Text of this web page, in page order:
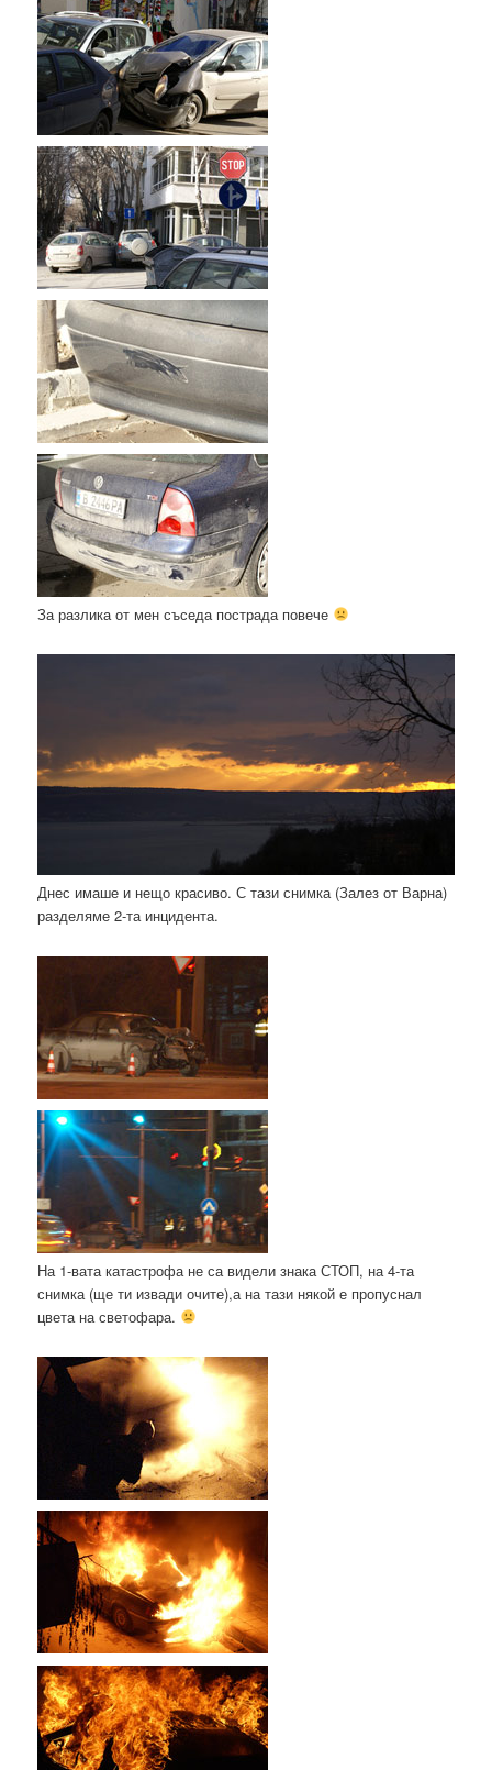
За разлика от мен съседа пострада повече
Днес имаше и нещо красиво. С тази снимка (Залез от Варна)
разделяме 2-та инцидента.
На 1-вата катастрофа не са видели знака СТОП, на 4-та
снимка (ще ти извади очите),а на тази някой е пропуснал
цвета на светофара.